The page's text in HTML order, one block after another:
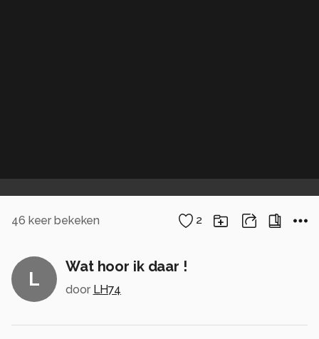
46 keer bekeken 2
L
Wat hoor ik daar !
door LH74